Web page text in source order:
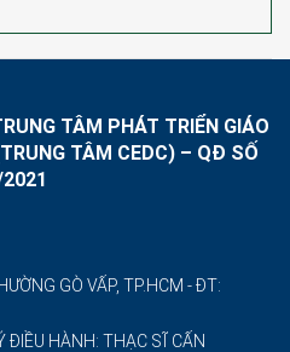
TÂM PHÁT TRIỂN GIÁO
TÂM CEDC) – QĐ SỐ
GÒ VẤP, TP.HCM - ĐT:
ĐIỀU HÀNH: THẠC SĨ CẤN